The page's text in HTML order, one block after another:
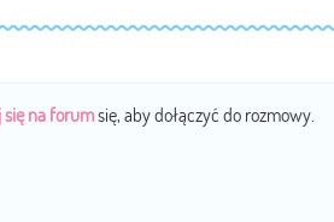
na forumsię, aby dołączyć do rozmowy.